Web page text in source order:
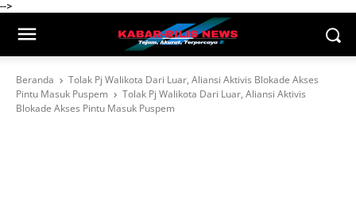
-->
Beranda
Tolak Pj Walikota Dari Luar, Aliansi Aktivis Blokade Akses
Pintu Masuk Puspem
Tolak Pj Walikota Dari Luar, Aliansi Aktivis
Blokade Akses Pintu Masuk Puspem